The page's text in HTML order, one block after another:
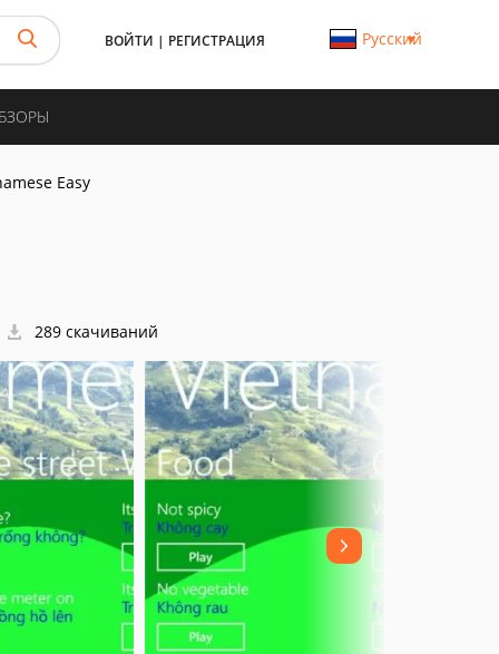
ВОЙТИ | РЕГИСТРАЦИЯ Русский
Easy
289 скачиваний